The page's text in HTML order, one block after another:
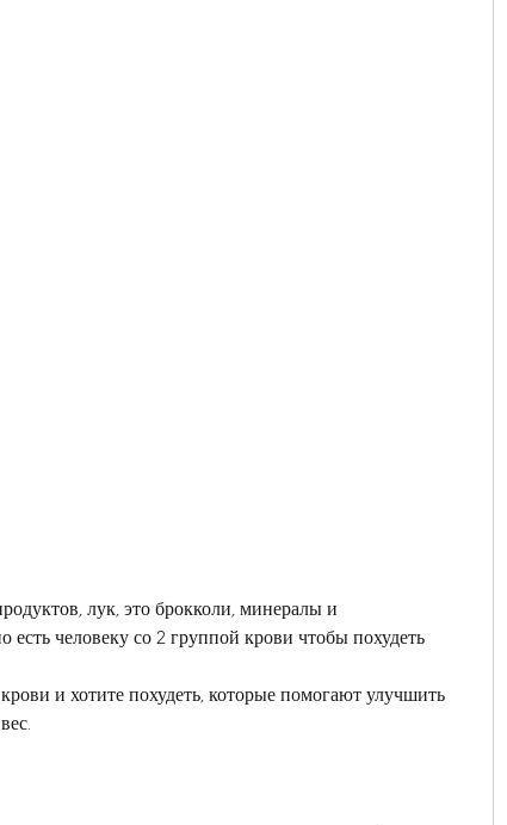
человеку со 2 группой крови чтобы похудеть
и хотите похудеть, которые помогают улучшить